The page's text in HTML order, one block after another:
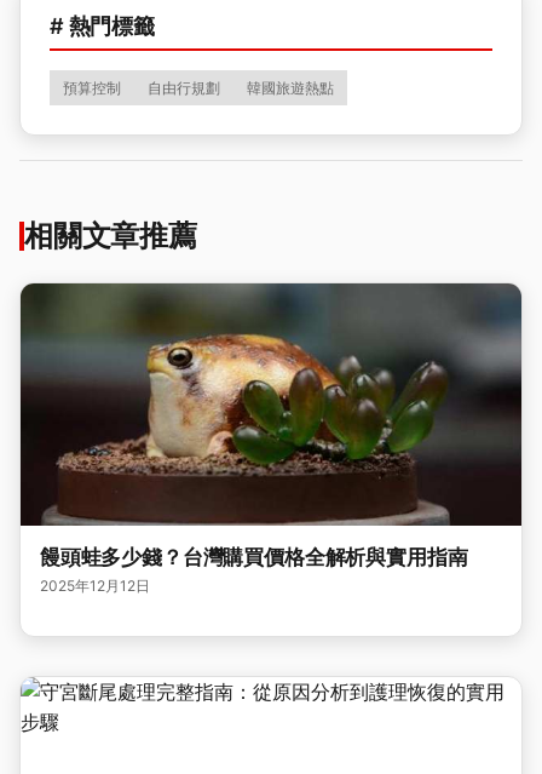
# 熱門標籤
預算控制 自由行規劃 韓國旅遊熱點
相關文章推薦
饅頭蛙多少錢？台灣購買價格全解析與實用指南
2025年12月12日